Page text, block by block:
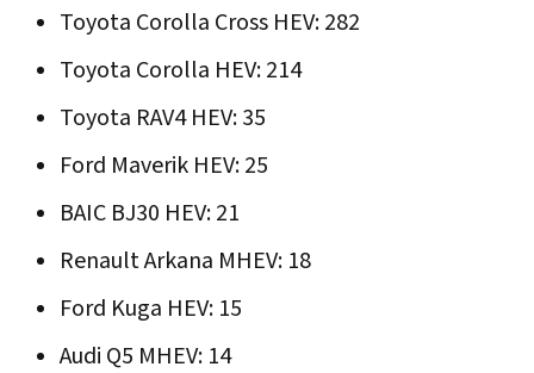
Toyota Corolla Cross HEV: 282
Toyota Corolla HEV: 214
Toyota RAV4 HEV: 35
Ford Maverik HEV: 25
BAIC BJ30 HEV: 21
Renault Arkana MHEV: 18
Ford Kuga HEV: 15
Audi Q5 MHEV: 14